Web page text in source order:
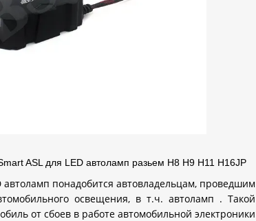
ASL для LED автоламп разьем H8 H9 H11 H16JP
автоламп понадобится автовладельцам, проведшим
освещения, в т.ч. автоламп . Такой
от сбоев в работе автомобильной электроники